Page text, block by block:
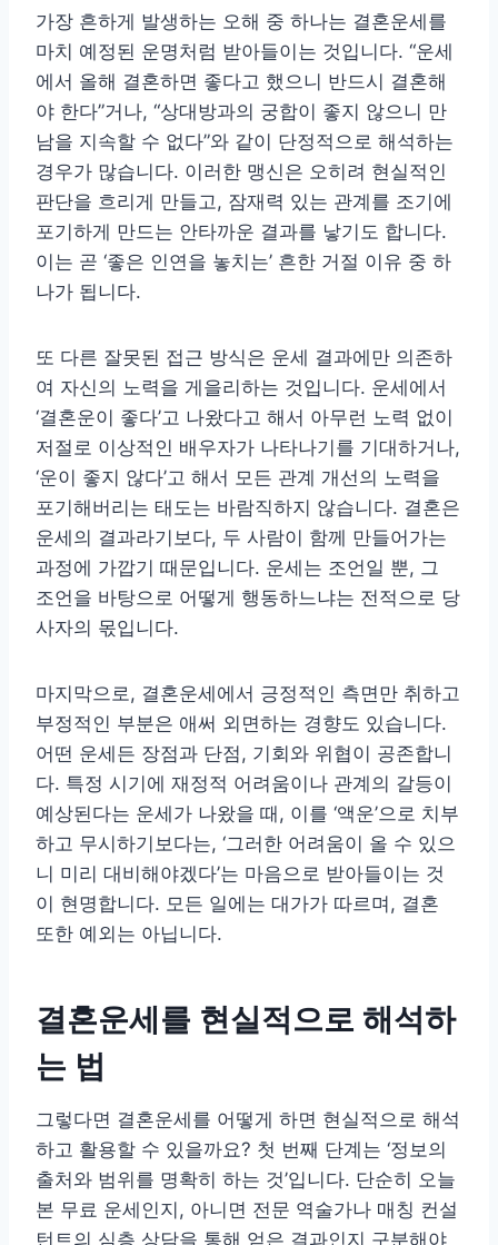
가장 흔하게 발생하는 오해 중 하나는 결혼운세를
마치 예정된 운명처럼 받아들이는 것입니다. “운세
에서 올해 결혼하면 좋다고 했으니 반드시 결혼해
야 한다”거나, “상대방과의 궁합이 좋지 않으니 만
남을 지속할 수 없다”와 같이 단정적으로 해석하는
경우가 많습니다. 이러한 맹신은 오히려 현실적인
판단을 흐리게 만들고, 잠재력 있는 관계를 조기에
포기하게 만드는 안타까운 결과를 낳기도 합니다.
이는 곧 ‘좋은 인연을 놓치는’ 흔한 거절 이유 중 하
나가 됩니다.
또 다른 잘못된 접근 방식은 운세 결과에만 의존하
여 자신의 노력을 게을리하는 것입니다. 운세에서
‘결혼운이 좋다’고 나왔다고 해서 아무런 노력 없이
저절로 이상적인 배우자가 나타나기를 기대하거나,
‘운이 좋지 않다’고 해서 모든 관계 개선의 노력을
포기해버리는 태도는 바람직하지 않습니다. 결혼은
운세의 결과라기보다, 두 사람이 함께 만들어가는
과정에 가깝기 때문입니다. 운세는 조언일 뿐, 그
조언을 바탕으로 어떻게 행동하느냐는 전적으로 당
사자의 몫입니다.
마지막으로, 결혼운세에서 긍정적인 측면만 취하고
부정적인 부분은 애써 외면하는 경향도 있습니다.
어떤 운세든 장점과 단점, 기회와 위협이 공존합니
다. 특정 시기에 재정적 어려움이나 관계의 갈등이
예상된다는 운세가 나왔을 때, 이를 ‘액운’으로 치부
하고 무시하기보다는, ‘그러한 어려움이 올 수 있으
니 미리 대비해야겠다’는 마음으로 받아들이는 것
이 현명합니다. 모든 일에는 대가가 따르며, 결혼
또한 예외는 아닙니다.
결혼운세를 현실적으로 해석하
는 법
그렇다면 결혼운세를 어떻게 하면 현실적으로 해석
하고 활용할 수 있을까요? 첫 번째 단계는 ‘정보의
출처와 범위를 명확히 하는 것’입니다. 단순히 오늘
본 무료 운세인지, 아니면 전문 역술가나 매칭 컨설
턴트의 심층 상담을 통해 얻은 결과인지 구분해야